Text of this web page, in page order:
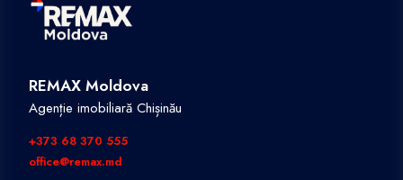
REMAX Moldova
Agenție imobiliară Chișinău
+373 68 370 555
office@remax.md